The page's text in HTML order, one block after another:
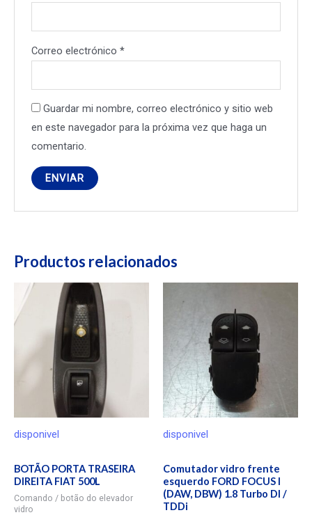
Correo electrónico*
Guardar mi nombre, correo electrónico y sitio web
en este navegador para la próxima vez que haga un
comentario.
Productos relacionados
disponivel
BOTÃO PORTA TRASEIRA
DIREITA FIAT 500L
Comando / botão do elevador
vidro
disponivel
Comutador vidro frente
esquerdo FORD FOCUS I
(DAW, DBW) 1.8 Turbo DI /
TDDi